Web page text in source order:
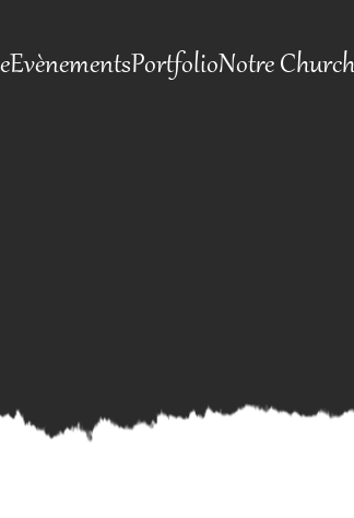
EvènementsPortfolioNotre